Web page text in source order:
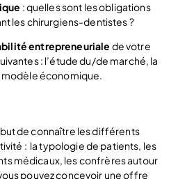
: quelles sont les obligations
les chirurgiens-dentistes ?
entrepreneuriale de votre
: l’étude du/de marché, la
économique.
de connaître les différents
: la typologie de patients, les
médicaux, les confrères autour
pouvez concevoir une offre